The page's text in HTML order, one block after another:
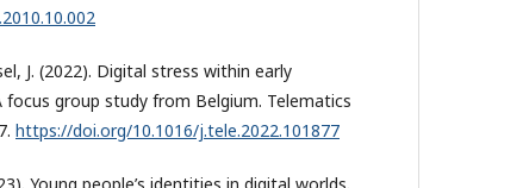
J. (2022). Digital stress within early
focus group study from Belgium. Telematics
https://doi.org/10.1016/j.tele.2022.101877